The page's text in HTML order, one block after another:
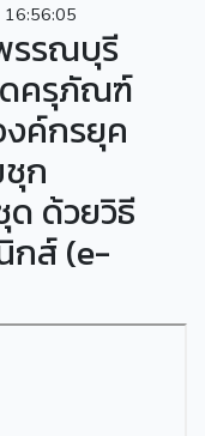
รรณบุรี
ดครุภัณฑ์
ค์กรยุค
ก
ด้วยวิธี
กส์ (e-